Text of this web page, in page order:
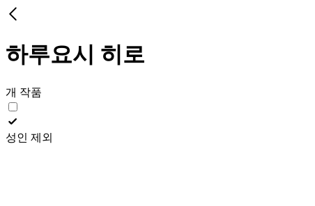
하루요시 히로
개 작품
성인 제외